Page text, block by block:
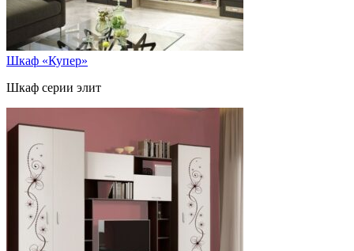
Шкаф «Купер»
Шкаф серии элит